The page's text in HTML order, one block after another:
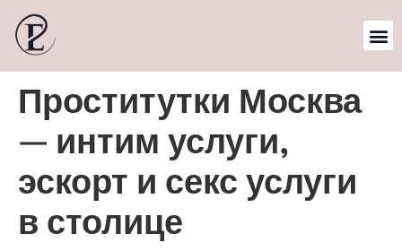
Проститутки Москва
— интим услуги,
эскорт и секс услуги
в столице